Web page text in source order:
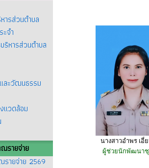
ารส่วนตำบล
จำ
ริหารส่วนตำบล
ละวัฒนธรรม
แวดล้อม
รายจ่าย
ายจ่าย 2569
นางสาวอำพร เอี่
ผู้ช่วยนักพัฒนา